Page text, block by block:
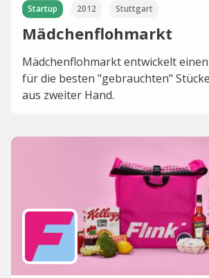
Startup 2012 Stuttgart
Mädchenflohmarkt
Mädchenflohmarkt entwickelt
für die besten "gebrauchten"
aus zweiter Hand.